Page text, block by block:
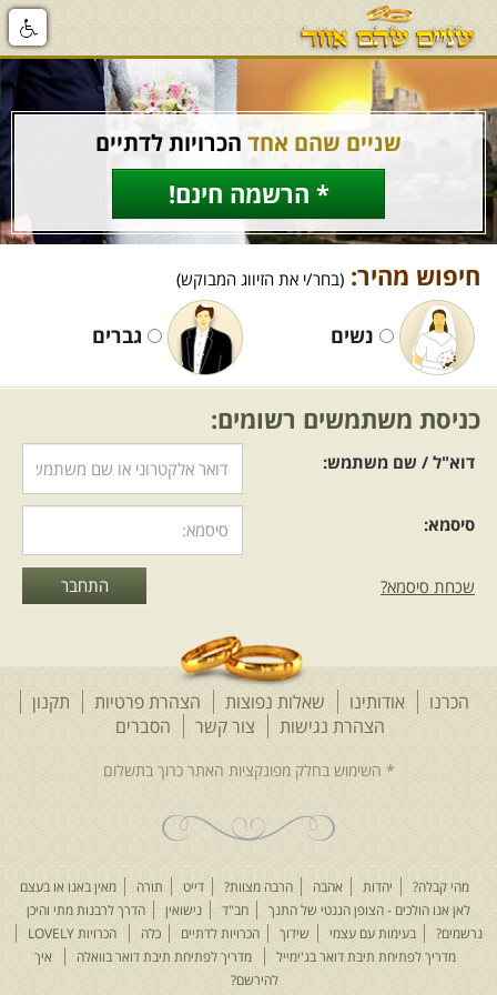
שניים שהם אחד הכרויות לדתיים
* הרשמה חינם!
חיפוש מהיר: (בחר/י את הזיווג המבוקש)
נשים גברים
כניסת משתמשים רשומים:
דוא"ל / שם משתמש:
סיסמא:
שכחת סיסמא?
הכרנו אודותינו שאלות נפוצות הצהרת פרטיות
תקנון
הצהרת נגישות
צור קשר הסברים
מהי קבלה? יהדות אהבה הרבה מצוות? דייט תורה
מאין באנו או בעצם
לאן אנו הולכים - הצופן הגנטי של התנך
חב"ד נישואין
הדרך לרבנות מתי והיכן
נרשמים?
בעימות עם עצמי שידוך הכרויות לדתיים כלה
הכרויות LOVELY
מדריך לפתיחת תיבת דואר בג'ימייל
מדריך לפתיחת תיבת דואר בוואלה
איך
להירשם?